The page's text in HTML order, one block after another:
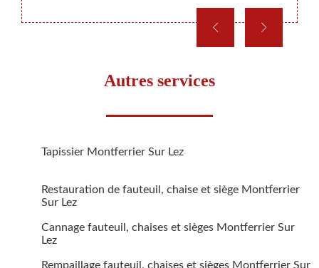
Autres services
Tapissier Montferrier Sur Lez
Restauration de fauteuil, chaise et siège Montferrier
Sur Lez
Cannage fauteuil, chaises et sièges Montferrier Sur
Lez
Rempaillage fauteuil, chaises et sièges Montferrier Sur